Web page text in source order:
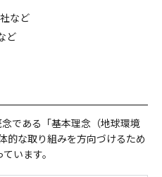
など
ど
である「基本理念（地球環境
的な取り組みを方向づけるため
います。